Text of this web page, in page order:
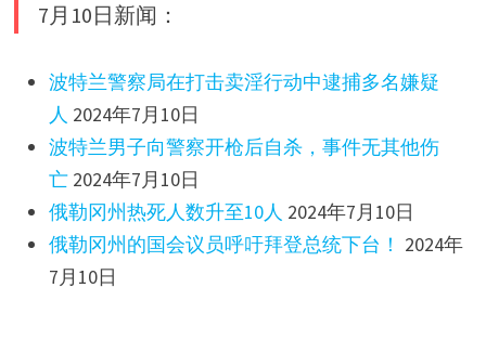
7月10日新闻：
波特兰警察局在打击卖淫行动中逮捕多名嫌疑
人 2024年7月10日
波特兰男子向警察开枪后自杀，事件无其他伤
亡 2024年7月10日
俄勒冈州热死人数升至10人 2024年7月10日
俄勒冈州的国会议员呼吁拜登总统下台！ 2024年
7月10日